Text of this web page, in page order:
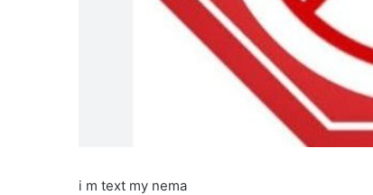
i m text my nema